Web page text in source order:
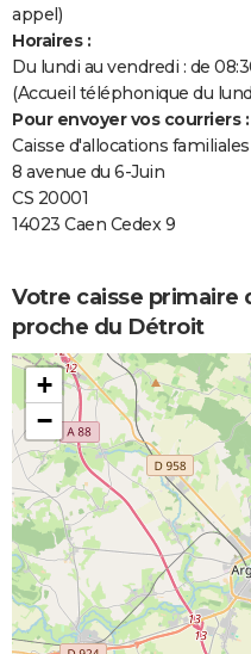
appel)
Horaires :
Du lundi au vendredi : de
(Accueil téléphonique du
Pour envoyer vos courriers :
Caisse d'allocations
8 avenue du 6-Juin
CS 20001
14023 Caen Cedex 9
Votre caisse primaire
proche du Détroit
+
−